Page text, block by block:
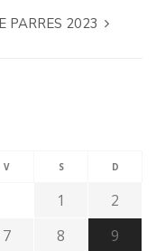
PARRES 2023
V S D
1
2
7 8
9